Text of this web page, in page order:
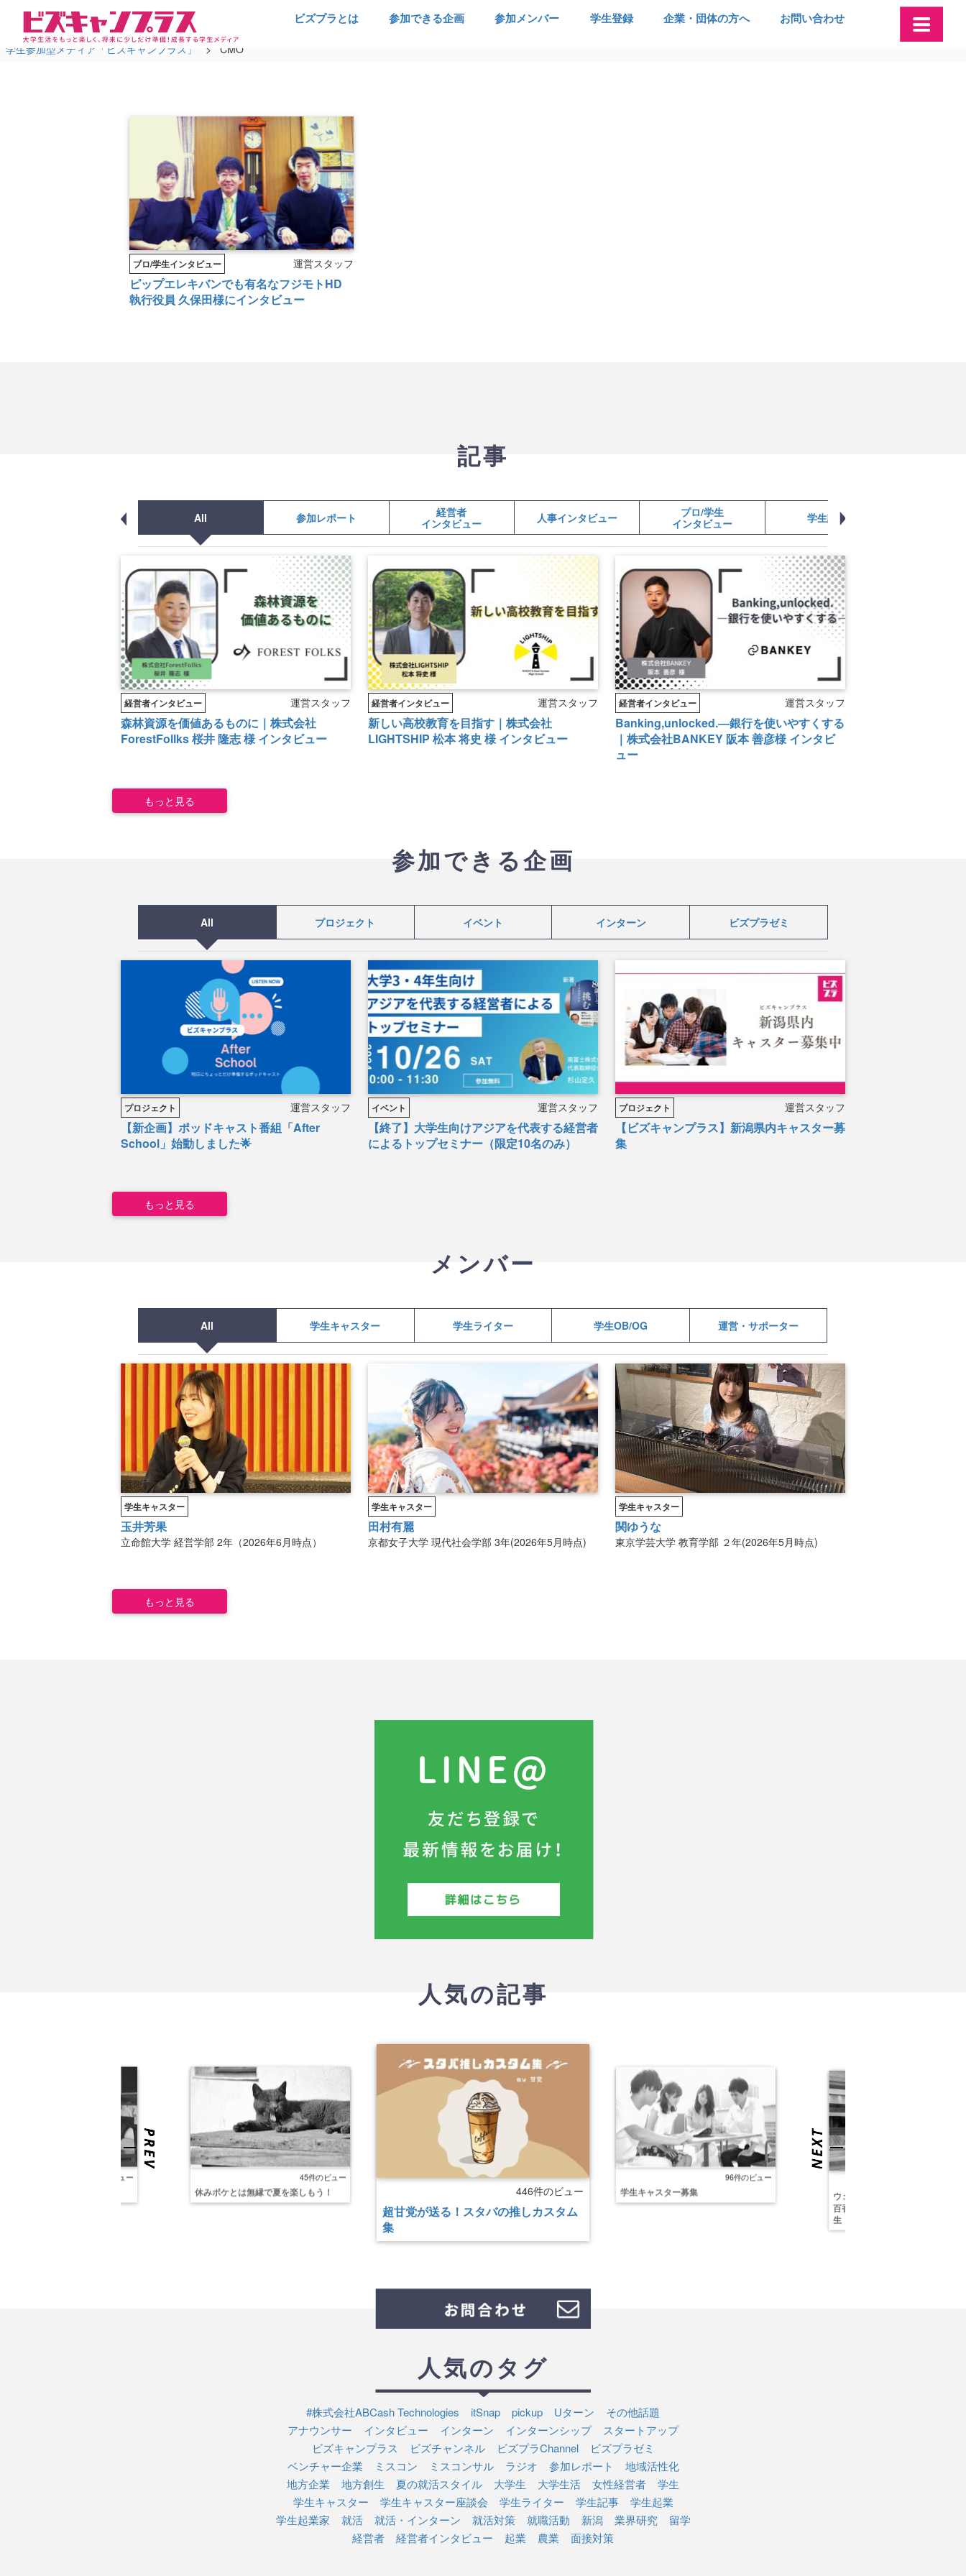
ビズプラとは 参加できる企画 参加メンバー 学生登録 企業・団体の方へ お問い合わせ
学生参加型メディア「ビズキャンプラス」 > CMO
プロ/学生インタビュー 運営スタッフ
ピップエレキバンでも有名なフジモトHD
執行役員 久保田様にインタビュー
記事
All 参加レポート
経営者
インタビュー
人事インタビュー
プロ/学生
インタビュー
学生記事
経営者インタビュー 運営スタッフ
森林資源を価値あるものに｜株式会社
ForestFollks 桜井 隆志 様 インタビュー
経営者インタビュー 運営スタッフ
新しい高校教育を目指す｜株式会社
LIGHTSHIP 松本 将史 様 インタビュー
経営者インタビュー 運営スタッフ
Banking,unlocked.―銀行を使いやすくする
｜株式会社BANKEY 阪本 善彦様 インタビ
ュー
もっと見る
参加できる企画
All プロジェクト イベント インターン ビズプラゼミ
プロジェクト 運営スタッフ
【新企画】ポッドキャスト番組「After
School」始動しました🌟
イベント 運営スタッフ
【終了】大学生向けアジアを代表する経営者
によるトップセミナー（限定10名のみ）
プロジェクト 運営スタッフ
【ビズキャンプラス】新潟県内キャスター募
集
もっと見る
メンバー
All 学生キャスター 学生ライター 学生OB/OG 運営・サポーター
学生キャスター
玉井芳果
立命館大学 経営学部 2年（2026年6月時点）
学生キャスター
田村有麗
京都女子大学 現代社会学部 3年(2026年5月時点)
学生キャスター
関ゆうな
東京学芸大学 教育学部 ２年(2026年5月時点)
もっと見る
人気の記事
55件のビュー 45件のビュー
休みボケとは無縁で夏を楽しもう！ 446件のビュー
超甘党が送る！スタバの推しカスタム
集
96件のビュー
学生キャスター募集
ウェザーニューズでご活躍中の久
百香様にインタビュー! | ビズプラ
生
人気のタグ
#株式会社ABCash Technologies itSnap pickup Uターン
その他話題
アナウンサー
インタビュー インターン インターンシップ
スタートアップ
ビズキャンプラス
ビズチャンネル ビズプラChannel
ビズプラゼミ
ベンチャー企業
ミスコン ミスコンサル ラジオ 参加レポート
地域活性化
地方企業
地方創生 夏の就活スタイル 大学生 大学生活 女性経営者
学生
学生キャスター
学生キャスター座談会 学生ライター 学生記事
学生起業
学生起業家
就活 就活・インターン 就活対策 就職活動 新潟 業界研究
留学
経営者
経営者インタビュー 起業 農業 面接対策